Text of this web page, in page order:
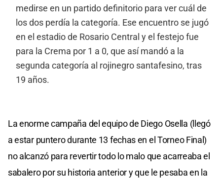
medirse en un partido definitorio para ver cuál de
los dos perdía la categoría. Ese encuentro se jugó
en el estadio de Rosario Central y el festejo fue
para la Crema por 1 a 0, que así mandó a la
segunda categoría al rojinegro santafesino, tras
19 años.
La enorme campaña del equipo de Diego Osella (llegó
a estar puntero durante 13 fechas en el Torneo Final)
no alcanzó para revertir todo lo malo que acarreaba el
sabalero por su historia anterior y que le pesaba en la